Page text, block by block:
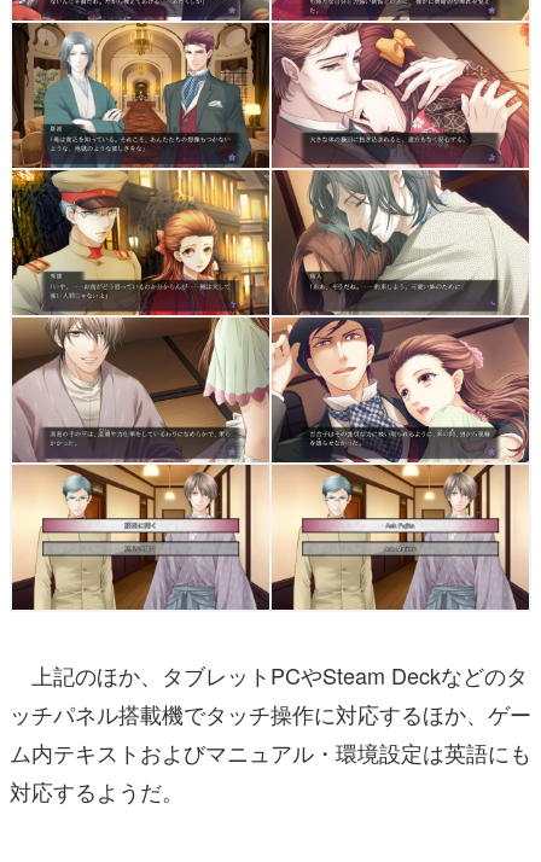
上記のほか、タブレットPCやSteam Deckなどのタ
ッチパネル搭載機でタッチ操作に対応するほか、ゲー
ム内テキストおよびマニュアル・環境設定は英語にも
対応するようだ。